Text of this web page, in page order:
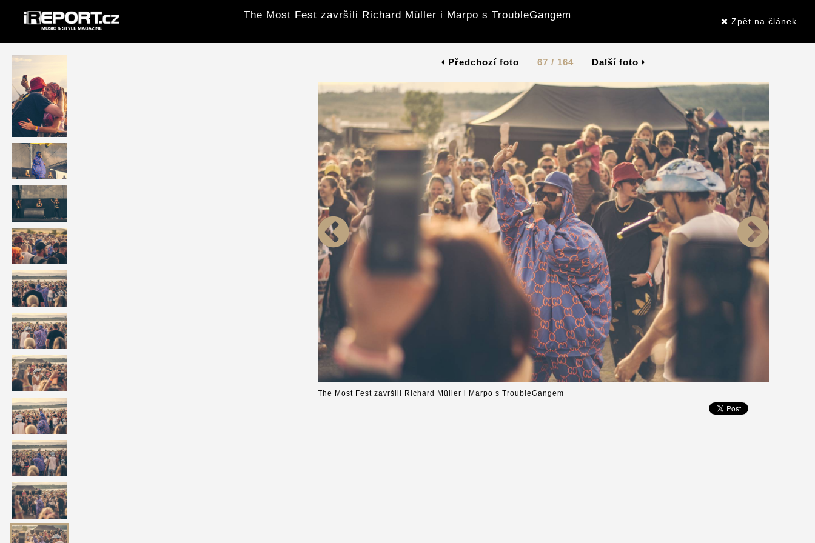
The Most Fest završili Richard Müller i Marpo s TroubleGangem
Zpět na článek
Předchozí foto 67 / 164 Další foto
The Most Fest završili Richard Müller i Marpo s TroubleGangem